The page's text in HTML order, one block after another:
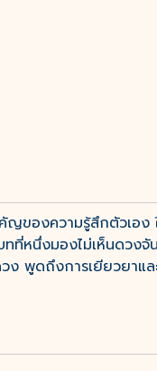
ของความรู้สึกตัวเอง
หนึ่งมองไม่เห็นดวง
ดถึงการเยียวยาแล